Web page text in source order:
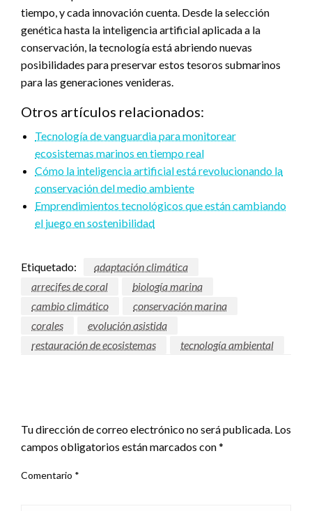
tiempo, y cada innovación cuenta. Desde la selección
genética hasta la inteligencia artificial aplicada a la
conservación, la tecnología está abriendo nuevas
posibilidades para preservar estos tesoros submarinos
para las generaciones venideras.
Otros artículos relacionados:
Tecnología de vanguardia para monitorear
ecosistemas marinos en tiempo real
Cómo la inteligencia artificial está revolucionando la
conservación del medio ambiente
Emprendimientos tecnológicos que están cambiando
el juego en sostenibilidad
Etiquetado:
adaptación climática
arrecifes de coral
biología marina
cambio climático
conservación marina
corales
evolución asistida
restauración de ecosistemas
tecnología ambiental
Tu dirección de correo electrónico no será publicada. Los
campos obligatorios están marcados con*
Comentario *